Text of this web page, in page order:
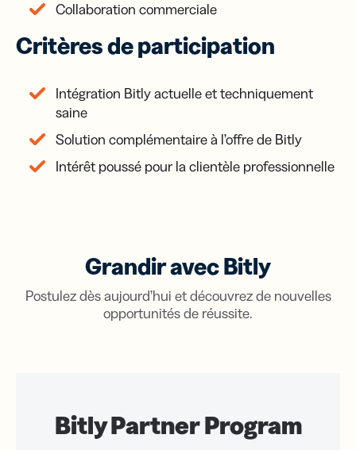
Collaboration commerciale
Critères de participation
Intégration Bitly actuelle et techniquement
saine
Solution complémentaire à l’offre de Bitly
Intérêt poussé pour la clientèle professionnelle
Grandir avec Bitly
Postulez dès aujourd’hui et découvrez de nouvelles
opportunités de réussite.